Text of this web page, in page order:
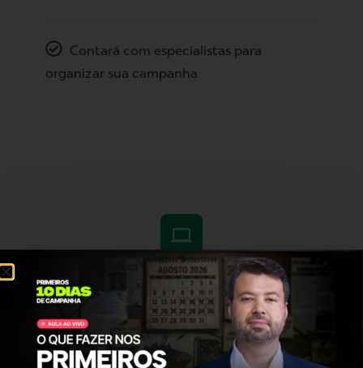
Contará com especialistas para
organizar sua campanha
Um curso focado no que
interessa parafazer uma
campanha de vereador